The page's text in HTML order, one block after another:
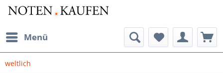
Menü
weltlich